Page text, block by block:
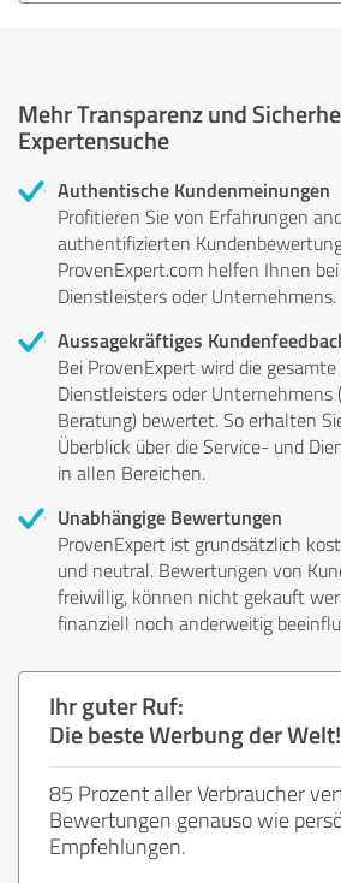
Mehr Transparenz und
Expertensuche
Authentische Kundenmeinungen
Profitieren Sie von Erfahrungen
authentifizierten
ProvenExpert.com helfen Ihnen
Dienstleisters oder Unternehmens.
Aussagekräftiges
Bei ProvenExpert wird die
Dienstleisters oder Unternehmens
Beratung) bewertet. So erhalten
Überblick über die Service- und
in allen Bereichen.
Unabhängige Bewertungen
ProvenExpert ist grundsätzlich
und neutral. Bewertungen von
freiwillig, können nicht gekauft
finanziell noch anderweitig
Ihr guter Ruf:
Die beste Werbung der Welt!
85 Prozent aller Verbraucher
Bewertungen genauso wie
Empfehlungen.